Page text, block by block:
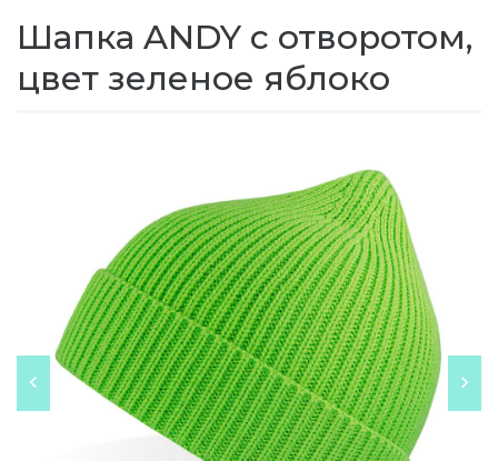
Шапка ANDY с отворотом,
цвет зеленое яблоко